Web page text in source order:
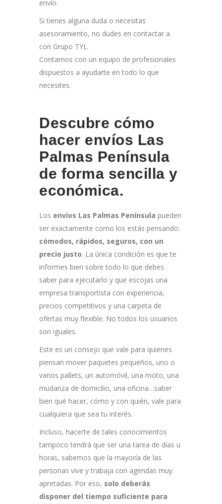
envío.
Si tienes alguna duda o necesitas
asesoramiento, no dudes en contactar a
con Grupo TYL.
Contamos con un equipo de profesionales
dispuestos a ayudarte en todo lo que
necesites.
Descubre cómo
hacer envíos Las
Palmas Península
de forma sencilla y
económica.
Los envíos Las Palmas Península pueden
ser exactamente como los estás pensando:
cómodos, rápidos, seguros, con un
precio justo. La única condición es que te
informes bien sobre todo lo que debes
saber para ejecutarlo y que escojas una
empresa transportista con experiencia,
precios competitivos y una carpeta de
ofertas muy flexible. No todos los usuarios
son iguales.
Este es un consejo que vale para quienes
piensan mover paquetes pequeños, uno o
varios pallets, un automóvil, una moto, una
mudanza de domicilio, una oficina…saber
bien qué hacer, cómo y con quién, vale para
cualquiera que sea tu interés.
Incluso, hacerte de tales conocimientos
tampoco tendrá que ser una tarea de días u
horas, sabemos que la mayoría de las
personas vive y trabaja con agendas muy
apretadas. Por eso, solo deberás
disponer del tiempo suficiente para